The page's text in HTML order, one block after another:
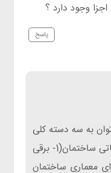
وجود دارد ؟
پاسخ
به سه دسته کلی
تقسیم کرد 1.سیستم‌های تأسیساتی ساختمان(1- برقی
2- مکانیکی) 2.اجزای معماری ساختمان